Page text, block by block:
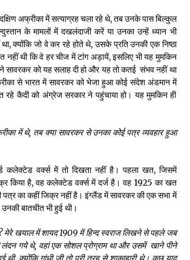
अफ्रीका में सत्याग्रह चला रहे थे, तब उनके पास बिल्कुल
के मामलों में दखलंदाजी करें या उनका उन्हें ध्यान भी
क्योंकि जो वे कर रहे होते थे, उसके प्रति उनकी एक निष्ठा
नहीं थी कि वे हर चीज में टांग अड़ायें, इसलिए भी यह मुमकिन
सावरकर को यह सलाह दी हो और यह तो कतई संभव नहीं था
से भारत में सावरकर को भेजा हुआ कोई संदेश अंडमान में
रहे कैदी को अंग्रेज सरकार ने पहुंचाया हो। यह मुमकिन ही
में थे, तब क्या सावरकर से उनका कोई पत्र व्यवहार हुआ
कलेक्टेड वर्क्स में तो दिखता नहीं है। पहला खत, जिसमें
किया है, वह कलेक्टेड वर्क्स में दर्ज है। वह 1925 का खत
का कहीं जिक्र नहीं है। इंग्लैंड में सावरकर की एक सभा में
बातचीत भी हुई थी।
मेरे खयाल में शायद1909 में हिन्द स्वराज लिखने से पहले जब
लंदन गये थे, वहां एक सोशल प्रोग्राम था और उसमें खाने पीने